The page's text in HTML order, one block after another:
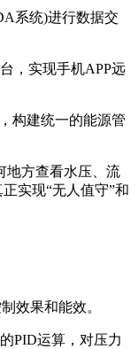
系统)进行数据交
，实现手机APP远
构建统一的能源管
地方查看水压、流
实现“无人值守”和
效果和能效。
PID运算，对压力